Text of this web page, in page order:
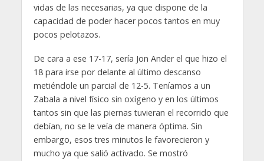
vidas de las necesarias, ya que dispone de la
capacidad de poder hacer pocos tantos en muy
pocos pelotazos.
De cara a ese 17-17, sería Jon Ander el que hizo el
18 para irse por delante al último descanso
metiéndole un parcial de 12-5. Teníamos a un
Zabala a nivel físico sin oxígeno y en los últimos
tantos sin que las piernas tuvieran el recorrido que
debían, no se le veía de manera óptima. Sin
embargo, esos tres minutos le favorecieron y
mucho ya que salió activado. Se mostró